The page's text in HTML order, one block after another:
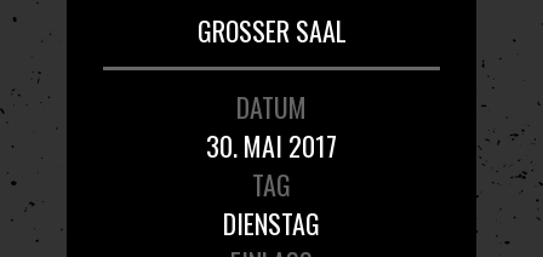
GROSSER SAAL
DATUM
30. MAI 2017
TAG
DIENSTAG